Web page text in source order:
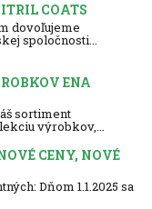
COATS
dovoľujeme
spoločnosti...
ENA
sortiment
výrobkov,...
CENY, NOVÉ
Dňom 1.1.2025 sa